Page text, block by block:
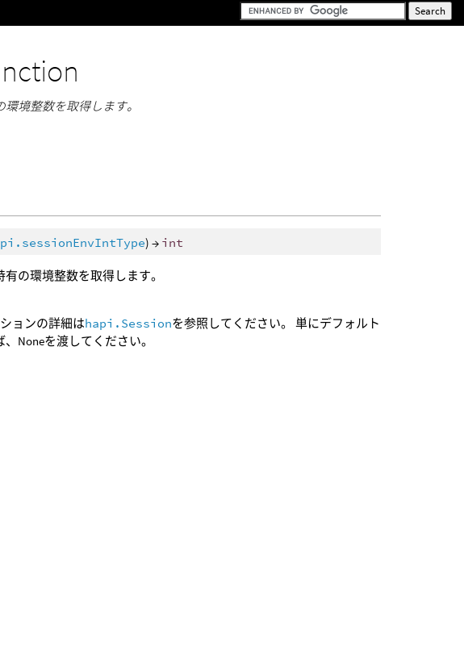
境整数を取得します。
) → int
の環境整数を取得します。
ョンの詳細はhapi.Sessionを参照してください。 単にデフォルト
Noneを渡してください。